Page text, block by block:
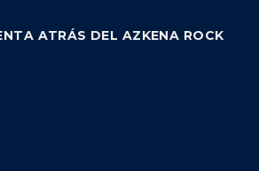
ATRÁS DEL AZKENA ROCK